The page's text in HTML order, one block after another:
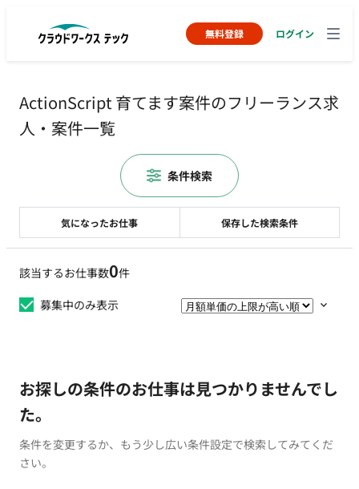
無料登録 ログイン
ActionScript 育てます案件のフリーランス求
人・案件一覧
該当するお仕事数0件
募集中のみ表示
お探しの条件のお仕事は見つかりませんでし
た。
条件を変更するか、もう少し広い条件設定で検索してみてくだ
さい。
気になったお仕事 保存した検索条件
条件検索